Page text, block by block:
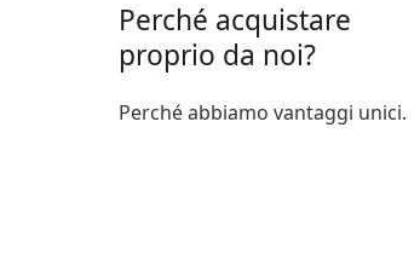
Perché acquistare
proprio da noi?
Perché abbiamo vantaggi unici.